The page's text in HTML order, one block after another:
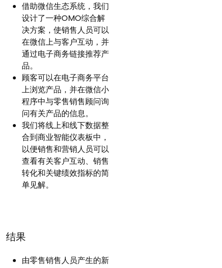
借助微信生态系统，我们
设计了一种OMO综合解
决方案，使销售人员可以
在微信上与客户互动，并
通过电子商务链接推荐产
品。
顾客可以在电子商务平台
上浏览产品，并在微信小
程序中与零售销售顾问询
问有关产品的信息。
我们将线上和线下数据整
合到商业智能仪表板中，
以便销售和营销人员可以
查看有关客户互动、销售
转化和关键绩效指标的简
单见解。
结果
由零售销售人员产生的新